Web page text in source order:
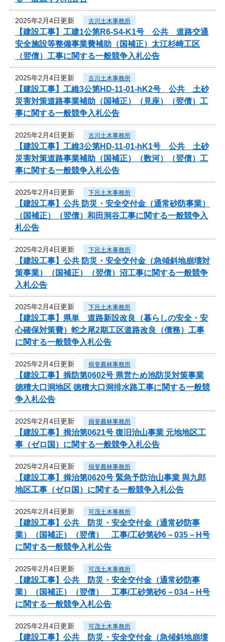
2025年2月4日更新 古川土木事務所
【建設工事】工建1公第R6-S4-K1号 公共 道路交通
安全施設等整備事業費補助（国補正）太江杉崎工区
（翌債）工事に関する一般競争入札公告
2025年2月4日更新 古川土木事務所
【建設工事】工維3公第HD-11-01-hK2号 公共 土砂
災害対策道路事業補助（国補正）（見座）（翌債）工
事に関する一般競争入札公告
2025年2月4日更新 古川土木事務所
【建設工事】工維3公第HD-11-01-hK1号 公共 土砂
災害対策道路事業補助（国補正）（数河）（翌債）工
事に関する一般競争入札公告
2025年2月4日更新 下呂土木事務所
【建設工事】公共 防災・安全交付金（通常砂防事業）
（国補正）（翌債）和田洞谷工事に関する一般競争入
札公告
2025年2月4日更新 下呂土木事務所
【建設工事】公共 防災・安全交付金（急傾斜地崩壊対
策事業）（国補正）（翌債）沼工事に関する一般競争
入札公告
2025年2月4日更新 下呂土木事務所
【建設工事】県単 道路新設改良（暮らしの安全・安
心確保対策費）蛇之尾2期工区道路改良（債務）工事
に関する一般競争入札公告
2025年2月4日更新 揖斐農林事務所
【建設工事】揖防第0602号 県営ため池防災対策事業
徳積大口洞地区 徳積大口洞排水路工事に関する一般競
争入札公告
2025年2月4日更新 揖斐農林事務所
【建設工事】揖治第0621号 復旧治山事業 元地地区工
事（ゼロ国）に関する一般競争入札公告
2025年2月4日更新 揖斐農林事務所
【建設工事】揖治第0620号 緊急予防治山事業 與九郎
地区工事（ゼロ国）に関する一般競争入札公告
2025年2月4日更新 可茂土木事務所
【建設工事】公共 防災・安全交付金（通常砂防事
業）（国補正）（翌債） 工事/工砂第砂6－035－H号
に関する一般競争入札公告
2025年2月4日更新 可茂土木事務所
【建設工事】公共 防災・安全交付金（通常砂防事
業）（国補正）（翌債） 工事/工砂第砂6－034－H号
に関する一般競争入札公告
2025年2月4日更新 可茂土木事務所
【建設工事】公共 防災・安全交付金（急傾斜地崩壊